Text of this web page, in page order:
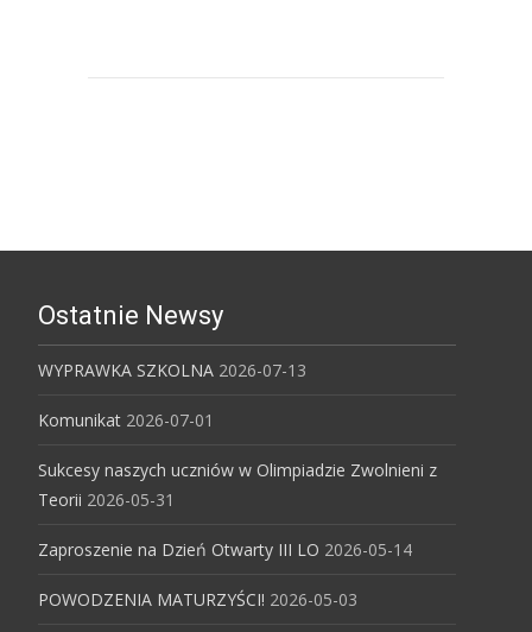
Ostatnie Newsy
WYPRAWKA SZKOLNA 2026-07-13
Komunikat 2026-07-01
Sukcesy naszych uczniów w Olimpiadzie Zwolnieni z
Teorii 2026-05-31
Zaproszenie na Dzień Otwarty III LO 2026-05-14
POWODZENIA MATURZYŚCI! 2026-05-03